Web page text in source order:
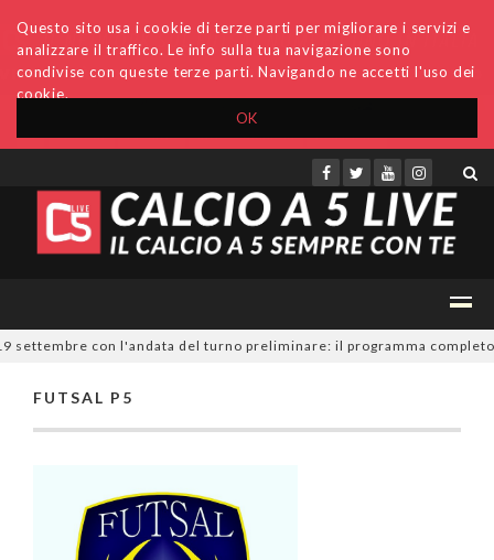
OK
Questo sito usa i cookie di terze parti per migliorare i servizi e
analizzare il traffico. Le info sulla tua navigazione sono
condivise con queste terze parti. Navigando ne accetti l'uso dei
cookie.
Accedi Archivio Invio comunicati Redazione
settembre con l'andata del turno preliminare: il programma completo
FUTSAL P5